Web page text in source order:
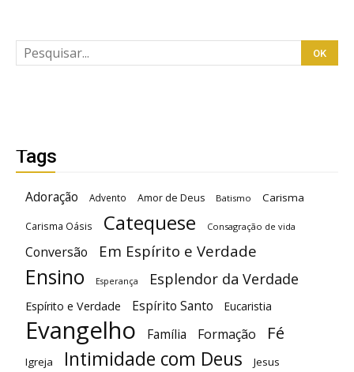
Tags
Adoração Advento Amor de Deus Batismo Carisma
Carisma Oásis Catequese Consagração de vida
Conversão Em Espírito e Verdade
Ensino Esperança Esplendor da Verdade
Espírito e Verdade Espírito Santo Eucaristia
Evangelho Família Formação Fé
Igreja Intimidade com Deus Jesus